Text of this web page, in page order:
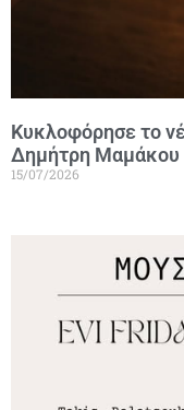
Κυκλοφόρησε το
Δημήτρη Μαμάκου
15/07/2026